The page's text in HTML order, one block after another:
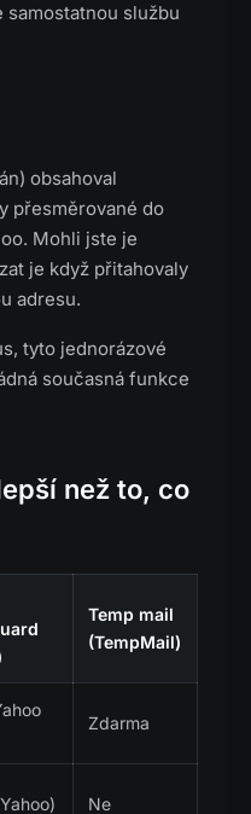
službu
obsahoval
přesměrované do
Mohli jste je
je když přitahovaly
adresu.
tyto jednorázové
současná funkce
než to, co
Temp mail
(TempMail)
Zdarma
Ne